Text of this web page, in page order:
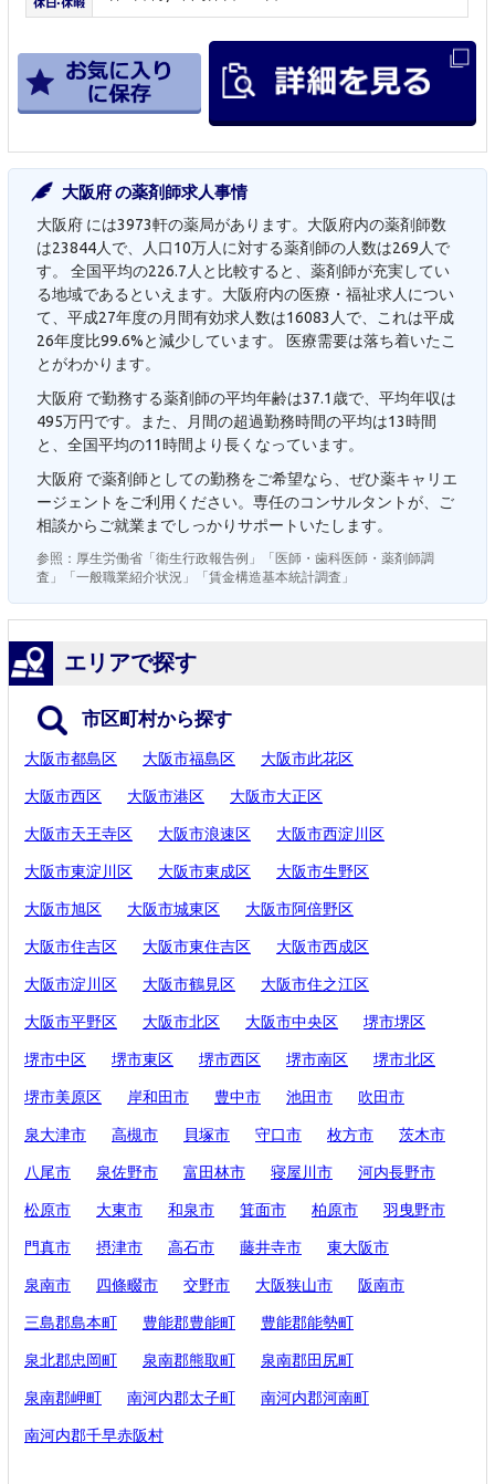
大阪府 の薬剤師求人事情
大阪府 には3973軒の薬局があります。大阪府内の薬剤師数
は23844人で、人口10万人に対する薬剤師の人数は269人で
す。 全国平均の226.7人と比較すると、薬剤師が充実してい
る地域であるといえます。大阪府内の医療・福祉求人につい
て、平成27年度の月間有効求人数は16083人で、これは平成
26年度比99.6%と減少しています。 医療需要は落ち着いたこ
とがわかります。
大阪府 で勤務する薬剤師の平均年齢は37.1歳で、平均年収は
495万円です。また、月間の超過勤務時間の平均は13時間
と、全国平均の11時間より長くなっています。
大阪府 で薬剤師としての勤務をご希望なら、ぜひ薬キャリエ
ージェントをご利用ください。専任のコンサルタントが、ご
相談からご就業までしっかりサポートいたします。
参照：厚生労働省「衛生行政報告例」「医師・歯科医師・薬剤師調
査」「一般職業紹介状況」「賃金構造基本統計調査」
エリアで探す
市区町村から探す
大阪市都島区 大阪市福島区 大阪市此花区
大阪市西区 大阪市港区 大阪市大正区
大阪市天王寺区 大阪市浪速区 大阪市西淀川区
大阪市東淀川区 大阪市東成区 大阪市生野区
大阪市旭区 大阪市城東区 大阪市阿倍野区
大阪市住吉区 大阪市東住吉区 大阪市西成区
大阪市淀川区 大阪市鶴見区 大阪市住之江区
大阪市平野区 大阪市北区 大阪市中央区 堺市堺区
堺市中区 堺市東区 堺市西区 堺市南区 堺市北区
堺市美原区 岸和田市 豊中市 池田市 吹田市
泉大津市 高槻市 貝塚市 守口市 枚方市 茨木市
八尾市 泉佐野市 富田林市 寝屋川市 河内長野市
松原市 大東市 和泉市 箕面市 柏原市 羽曳野市
門真市 摂津市 高石市 藤井寺市 東大阪市
泉南市 四條畷市 交野市 大阪狭山市 阪南市
三島郡島本町 豊能郡豊能町 豊能郡能勢町
泉北郡忠岡町 泉南郡熊取町 泉南郡田尻町
泉南郡岬町 南河内郡太子町 南河内郡河南町
南河内郡千早赤阪村